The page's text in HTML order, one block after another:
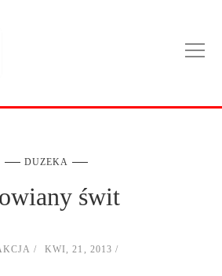
DUZEKA
świt
KWI, 21, 2013